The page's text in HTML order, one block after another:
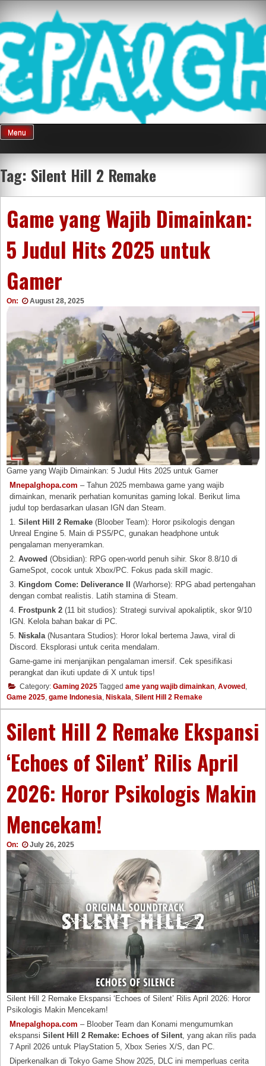
content
Mnepalghopa
Review Game
Terkini Paling
Seluruh Di
Indonesia
Menu
Tag: Silent Hill 2 Remake
Game yang Wajib Dimainkan:
5 Judul Hits 2025 untuk
Gamer
On: August 28, 2025
Game yang Wajib Dimainkan: 5 Judul Hits 2025 untuk Gamer
Mnepalghopa.com – Tahun 2025 membawa game yang wajib
dimainkan, menarik perhatian komunitas gaming lokal. Berikut lima
judul top berdasarkan ulasan IGN dan Steam.
1.Silent Hill 2 Remake (Bloober Team): Horor psikologis dengan
Unreal Engine 5. Main di PS5/PC, gunakan headphone untuk
pengalaman menyeramkan.
2.Avowed (Obsidian): RPG open-world penuh sihir. Skor 8.8/10 di
GameSpot, cocok untuk Xbox/PC. Fokus pada skill magic.
3.
Kingdom Come: Deliverance II
(Warhorse): RPG abad pertengahan
dengan combat realistis. Latih stamina di Steam.
4. Frostpunk 2 (11 bit studios): Strategi survival apokaliptik, skor 9/10
IGN. Kelola bahan bakar di PC.
5. Niskala(Nusantara Studios): Horor lokal bertema Jawa, viral di
Discord. Eksplorasi untuk cerita mendalam.
Game-game ini menjanjikan pengalaman imersif. Cek spesifikasi
perangkat dan ikuti update di X untuk tips!
Category: Gaming 2025 Tagged ame yang wajib dimainkan, Avowed ,
Game 2025, game Indonesia, Niskala, Silent Hill 2 Remake
Silent Hill 2 Remake Ekspansi
‘Echoes of Silent’ Rilis April
2026: Horor Psikologis Makin
Mencekam!
On: July 26, 2025
Silent Hill 2 Remake Ekspansi ‘Echoes of Silent’ Rilis April 2026: Horor
Psikologis Makin Mencekam!
Mnepalghopa.com – Bloober Team dan Konami mengumumkan
ekspansiSilent Hill 2 Remake: Echoes of Silent, yang akan rilis pada
7 April 2026 untuk PlayStation 5, Xbox Series X/S, dan PC.
Diperkenalkan di Tokyo Game Show 2025, DLC ini memperluas cerita